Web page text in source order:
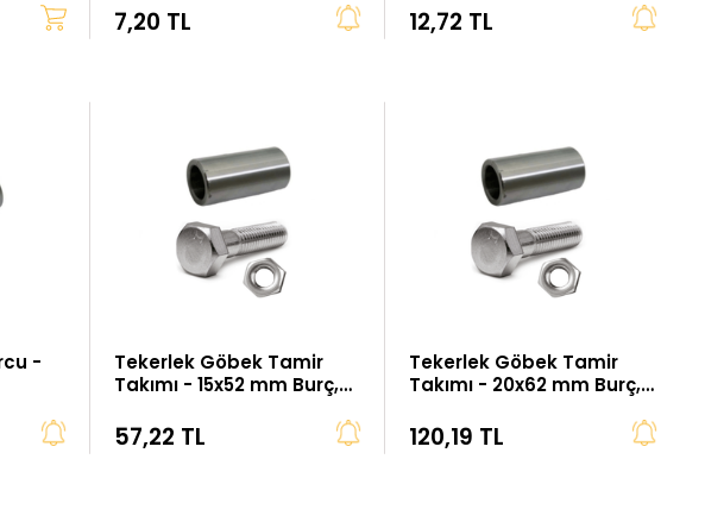
7,20 TL 12,72 TL
-
Tekerlek Göbek Tamir
Takımı - 15x52 mm Burç,
57,22 TL
Tekerlek Göbek Tamir
Takımı - 20x62 mm Burç,
120,19 TL